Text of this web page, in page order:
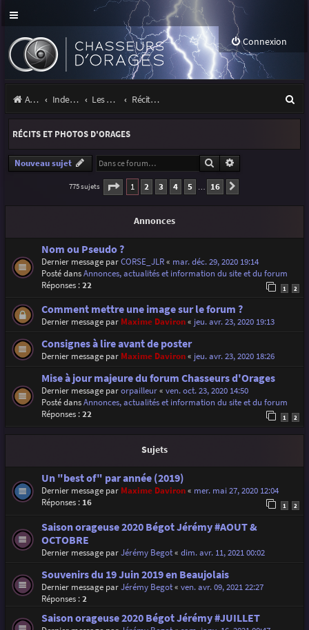
Connexion
Accueil Index du forum Les orages Récits et photos d'orages
e
r
RÉCITS ET PHOTOS D'ORAGES
Nouveau sujet Rechercher
775 sujets Page 1sur 16
1 2 3 4 5 … 16
Annonces
Nom ou Pseudo ?
Dernier message parCORSE_JLR« mar. déc. 29, 2020 19:14
Posté dansAnnonces, actualités et information du site et du forum
Réponses :22 1 2
Comment mettre une image sur le forum ?
Dernier message par Maxime Daviron« jeu. avr. 23, 2020 19:13
Consignes à lire avant de poster
Dernier message par Maxime Daviron« jeu. avr. 23, 2020 18:26
Mise à jour majeure du forum Chasseurs d'Orages
Dernier message parorpailleur« ven. oct. 23, 2020 14:50
Posté dansAnnonces, actualités et information du site et du forum
Réponses :22 1 2
Sujets
Un "best of" par année (2019)
Dernier message par Maxime Daviron« mer. mai 27, 2020 12:04
Réponses : 16 1 2
Saison orageuse 2020 Bégot Jérémy #AOUT &
OCTOBRE
Dernier message parJérémy Begot« dim. avr. 11, 2021 00:02
Souvenirs du 19 Juin 2019 en Beaujolais
Dernier message parJérémy Begot« ven. avr. 09, 2021 22:27
Réponses :2
Saison orageuse 2020 Bégot Jérémy #JUILLET